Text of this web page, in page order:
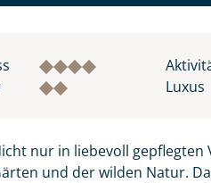
Luxus
nur in liebevoll gepflegten
und der wilden Natur.